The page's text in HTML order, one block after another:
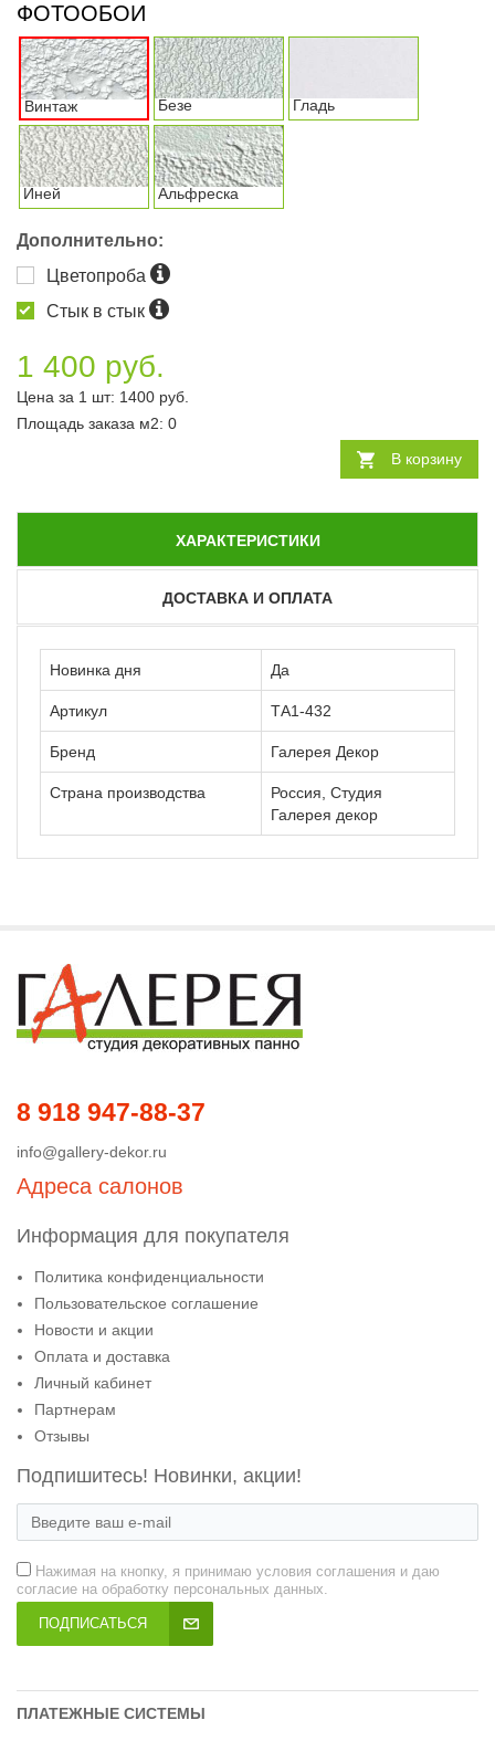
ФОТООБОИ
Винтаж Безе Гладь
Иней Альфреска
Дополнительно:
Цветопроба
Стык в стык
1 400 руб.
Цена за 1 шт: 1400 руб.
Площадь заказа м2: 0
В корзину
ХАРАКТЕРИСТИКИ
ДОСТАВКА И ОПЛАТА
Новинка дня Да
Артикул ТА1-432
Бренд Галерея Декор
Страна производства
Россия, Студия
Галерея декор
8 918 947-88-37
info@gallery-dekor.ru
Адреса салонов
Информация для покупателя
Политика конфиденциальности
Пользовательское соглашение
Новости и акции
Оплата и доставка
Личный кабинет
Партнерам
Отзывы
Подпишитесь! Новинки, акции!
Нажимая на кнопку, я принимаю условия соглашения и даю
согласие на обработку персональных данных.
ПОДПИСАТЬСЯ
ПЛАТЕЖНЫЕ СИСТЕМЫ